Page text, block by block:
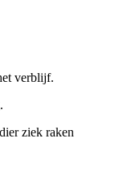
verblijf.
ziek raken